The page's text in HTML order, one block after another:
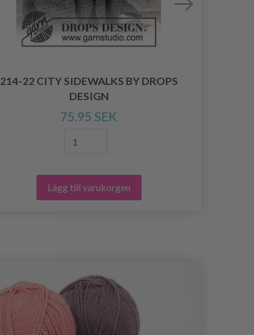
214-22 CITY SIDEWALKS BY DROPS
DESIGN
75.95 SEK
Lägg till varukorgen